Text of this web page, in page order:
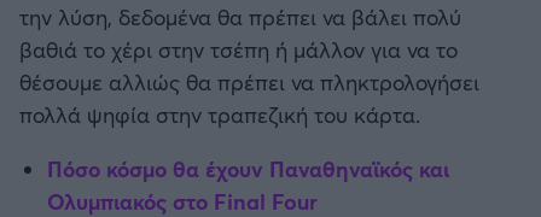
την λύση, δεδομένα θα πρέπει να βάλει πολύ
βαθιά το χέρι στην τσέπη ή μάλλον για να το
θέσουμε αλλιώς θα πρέπει να πληκτρολογήσει
πολλά ψηφία στην τραπεζική του κάρτα.
Πόσο κόσμο θα έχουν Παναθηναϊκός και
Ολυμπιακός στο Final Four